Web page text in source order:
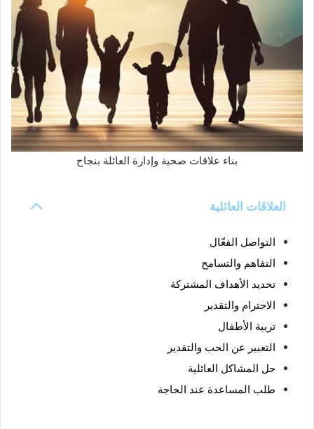
بناء علاقات صحية وإدارة العائلة بنجاح
العلاقات العائلية
التواصل الفعّال
التفاهم والتسامح
تحديد الأهداف المشتركة
الاحترام والتقدير
تربية الأطفال
التعبير عن الحب والتقدير
حل المشاكل العائلية
طلب المساعدة عند الحاجة